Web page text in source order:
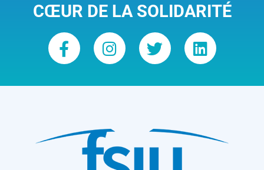
CŒUR DE LA SOLIDARITÉ